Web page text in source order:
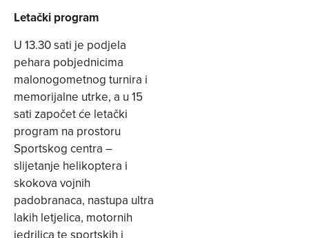
Letački program
U 13.30 sati je podjela
pehara pobjednicima
malonogometnog turnira i
memorijalne utrke, a u 15
sati započet će letački
program na prostoru
Sportskog centra –
slijetanje helikoptera i
skokova vojnih
padobranaca, nastupa ultra
lakih letjelica, motornih
jedrilica te sportskih i